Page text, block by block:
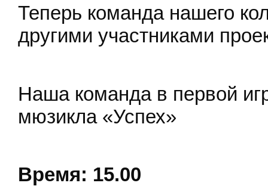
Теперь команда нашего
другими участниками
Наша команда в первой
мюзикла «Успех»
Время: 15.00